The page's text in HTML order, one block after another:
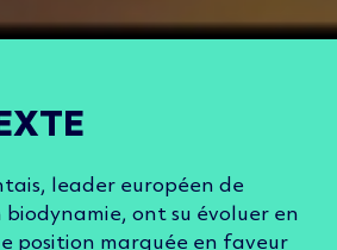
leader européen de
biodynamie, ont su évoluer en
position marquée en faveur